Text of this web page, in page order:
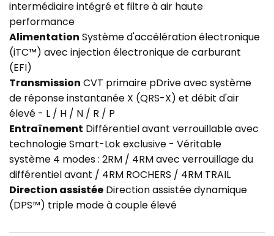
intermédiaire intégré et filtre à air haute
performance
Alimentation Système d'accélération électronique
(iTC™) avec injection électronique de carburant
(EFI)
Transmission CVT primaire pDrive avec système
de réponse instantanée X (QRS-X) et débit d'air
élevé - L / H / N / R / P
Entraînement Différentiel avant verrouillable avec
technologie Smart-Lok exclusive - Véritable
système 4 modes : 2RM / 4RM avec verrouillage du
différentiel avant / 4RM ROCHERS / 4RM TRAIL
Direction assistée Direction assistée dynamique
(DPS™) triple mode à couple élevé